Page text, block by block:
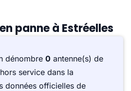
panne à Estréelles
dénombre 0 antenne(s) de
service dans la
données officielles de